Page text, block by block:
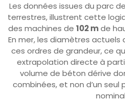
Les données issues du parc de
terrestres, illustrent cette
des machines de 102 mde
En mer, les diamètres
ces ordres de grandeur, ce
extrapolation directe à
volume de béton dérive
combinées, et non d’un